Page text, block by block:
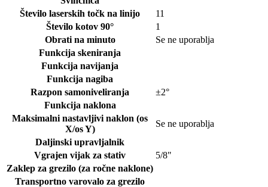
Število laserskih točk na linijo
11
Število kotov 90°
1
Obrati na minuto
Se ne uporablja
Funkcija skeniranja
Funkcija navijanja
Funkcija nagiba
Razpon samoniveliranja
±2°
Funkcija naklona
Maksimalni nastavljivi naklon (os
X/os Y)
Se ne uporablja
Daljinski upravljalnik
Vgrajen vijak za stativ
5/8"
Zaklep za grezilo (za ročne naklone)
Transportno varovalo za grezilo